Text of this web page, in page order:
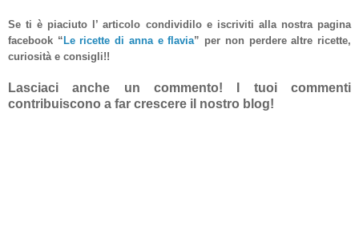
Se ti è piaciuto l’ articolo condividilo e iscriviti alla nostra pagina
facebook “ Le ricette di anna e flavia” per non perdere altre ricette,
curiosità e consigli!!
Lasciaci anche un commento! I tuoi commenti
contribuiscono a far crescere il nostro blog!